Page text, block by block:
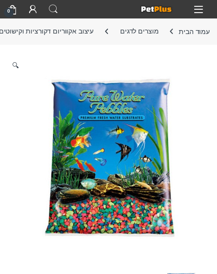
Skip to navigation
Skip to content
Open
0
עמוד הבית מוצרים לדגים עיצוב אקווריום דקורציות
🔍